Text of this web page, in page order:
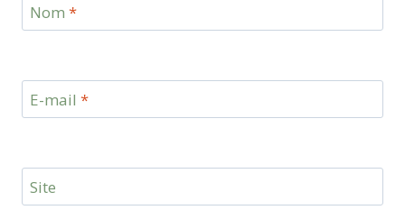
Nom *
E-mail *
Site